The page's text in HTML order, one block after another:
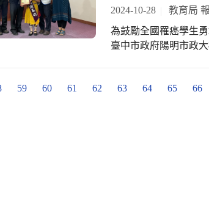
程經費1億6,882萬餘元為一般
行健樓為4層樓建物
地自然田園元素及綠
紅及泥牆灰等，營造
校長表示，感謝市政
校舍順利竣工落成啟
舞台區除了安排多場
國小及中港國小附幼
動目標，不僅讓我們
人及朋友的交流與互
關係，也讓孩子們在
「穿上親子裝，一起
2024-10-28 教育局
為鼓勵全國罹癌學生
臺中市政府陽明市政
可佳、吉峰國小腦癌
59 60 61 62 63 64 65 66